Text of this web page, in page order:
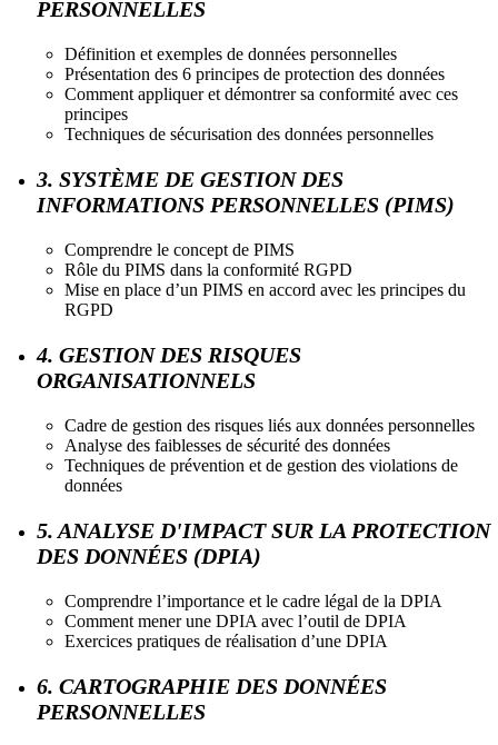
PERSONNELLES
Définition et exemples de données personnelles
Présentation des 6 principes de protection des données
Comment appliquer et démontrer sa conformité avec ces
principes
Techniques de sécurisation des données personnelles
3. SYSTÈME DE GESTION DES
INFORMATIONS PERSONNELLES (PIMS)
Comprendre le concept de PIMS
Rôle du PIMS dans la conformité RGPD
Mise en place d’un PIMS en accord avec les principes du
RGPD
4. GESTION DES RISQUES
ORGANISATIONNELS
Cadre de gestion des risques liés aux données personnelles
Analyse des faiblesses de sécurité des données
Techniques de prévention et de gestion des violations de
données
5. ANALYSE D'IMPACT SUR LA PROTECTION
DES DONNÉES (DPIA)
Comprendre l’importance et le cadre légal de la DPIA
Comment mener une DPIA avec l’outil de DPIA
Exercices pratiques de réalisation d’une DPIA
6. CARTOGRAPHIE DES DONNÉES
PERSONNELLES